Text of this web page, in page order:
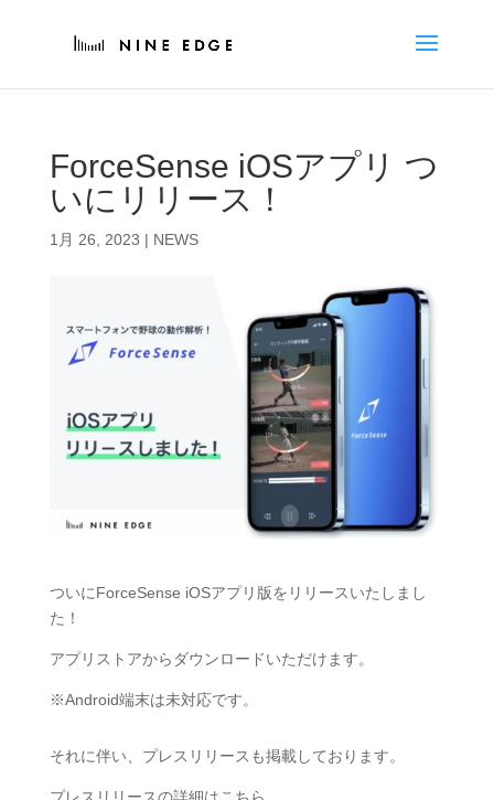
ForceSense iOSアプリ つ
いにリリース！
1月 26, 2023 | NEWS
ついにForceSense iOSアプリ版をリリースいたしまし
た！
アプリストアからダウンロードいただけます。
※Android端末は未対応です。
それに伴い、プレスリリースも掲載しております。